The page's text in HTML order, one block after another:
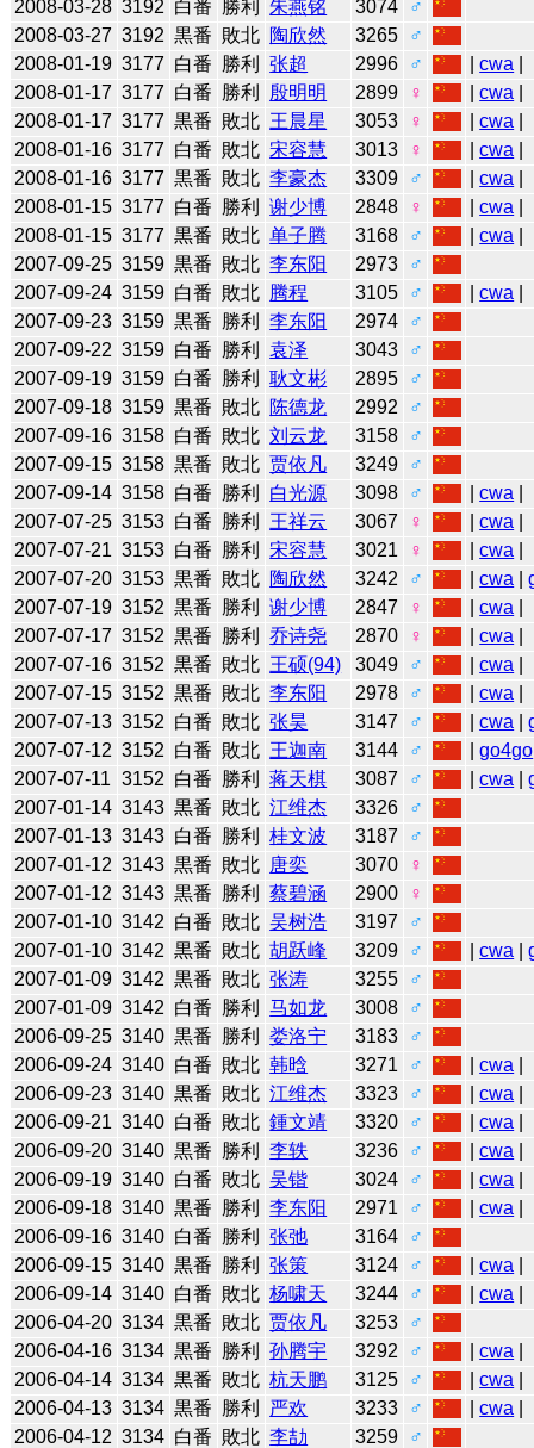
2008-03-28 3192 白番 勝利 朱燕铭 3074
♂
2008-03-27 3192 黒番 敗北 陶欣然 3265
♂
2008-01-19 3177 白番 勝利 张超 2996 ♂ |cwa
2008-01-17 3177 白番 勝利 殷明明 2899 ♀ |cwa
2008-01-17 3177 黒番 敗北 王晨星 3053 ♀ |cwa
2008-01-16 3177 白番 敗北 宋容慧 3013 ♀ |cwa
2008-01-16 3177 黒番 敗北 李豪杰 3309 ♂ |cwa
2008-01-15 3177 白番 勝利 谢少博 2848 ♀ |cwa
2008-01-15 3177 黒番 敗北 单子腾 3168 ♂ |cwa
2007-09-25 3159 黒番 敗北 李东阳 2973
♂
2007-09-24 3159 白番 敗北 腾程 3105 ♂ |cwa
2007-09-23 3159 黒番 勝利 李东阳 2974
♂
2007-09-22 3159 白番 勝利 袁泽 3043
♂
2007-09-19 3159 白番 勝利 耿文彬 2895
♂
2007-09-18 3159 黒番 敗北 陈德龙 2992
♂
2007-09-16 3158 白番 敗北 刘云龙 3158
♂
2007-09-15 3158 黒番 敗北 贾依凡 3249
♂
2007-09-14 3158 白番 勝利 白光源 3098 ♂ |cwa
2007-07-25 3153 白番 勝利 王祥云 3067 ♀ |cwa
2007-07-21 3153 白番 勝利 宋容慧 3021 ♀ |cwa
2007-07-20 3153 黒番 敗北 陶欣然 3242 ♂ |cwa |
2007-07-19 3152 黒番 勝利 谢少博 2847 ♀ |cwa
2007-07-17 3152 黒番 勝利 乔诗尧 2870 ♀ |cwa
2007-07-16 3152 黒番 敗北 王硕(94) 3049 ♂ |cwa
2007-07-15 3152 黒番 敗北 李东阳 2978 ♂ |cwa
2007-07-13 3152 白番 敗北 张昊 3147 ♂ |cwa |
2007-07-12 3152 白番 敗北 王迦南 3144 ♂ |go4go
2007-07-11 3152 白番 勝利 蒋天棋 3087 ♂ |cwa |
2007-01-14 3143 黒番 敗北 江维杰 3326
♂
2007-01-13 3143 白番 勝利 桂文波 3187
♂
2007-01-12 3143 黒番 敗北 唐奕 3070
♀
2007-01-12 3143 黒番 勝利 蔡碧涵 2900
♀
2007-01-10 3142 白番 敗北 吴树浩 3197
♂
2007-01-10 3142 黒番 敗北 胡跃峰 3209 ♂ |cwa |
2007-01-09 3142 黒番 敗北 张涛 3255
♂
2007-01-09 3142 白番 勝利 马如龙 3008
♂
2006-09-25 3140 黒番 勝利 娄洛宁 3183
♂
2006-09-24 3140 白番 敗北 韩晗 3271 ♂ |cwa
2006-09-23 3140 黒番 敗北 江维杰 3323 ♂ |cwa
2006-09-21 3140 白番 敗北 鍾文靖 3320 ♂ |cwa
2006-09-20 3140 黒番 勝利 李轶 3236 ♂ |cwa
2006-09-19 3140 白番 敗北 吴锴 3024 ♂ |cwa
2006-09-18 3140 黒番 勝利 李东阳 2971 ♂ |cwa
2006-09-16 3140 白番 勝利 张弛 3164
♂
2006-09-15 3140 黒番 勝利 张策 3124 ♂ |cwa
2006-09-14 3140 白番 敗北 杨啸天 3244 ♂ |cwa
2006-04-20 3134 黒番 敗北 贾依凡 3253
♂
2006-04-16 3134 黒番 勝利 孙腾宇 3292 ♂ |cwa
2006-04-14 3134 黒番 敗北 杭天鹏 3125 ♂ |cwa
2006-04-13 3134 黒番 勝利 严欢 3233 ♂ |cwa
2006-04-12 3134 白番 敗北 李劼 3259
♂